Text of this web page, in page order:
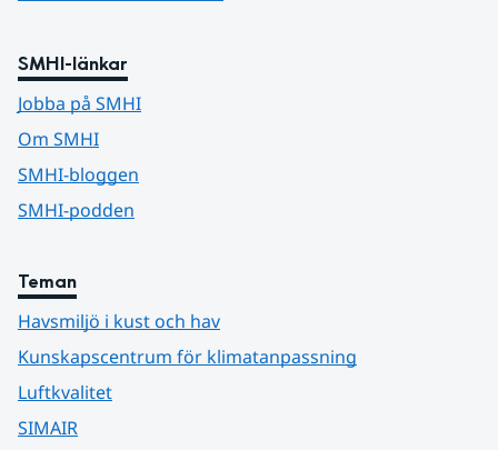
SMHI-länkar
Jobba på SMHI
Om SMHI
SMHI-bloggen
SMHI-podden
Teman
Havsmiljö i kust och hav
Kunskapscentrum för klimatanpassning
Luftkvalitet
SIMAIR